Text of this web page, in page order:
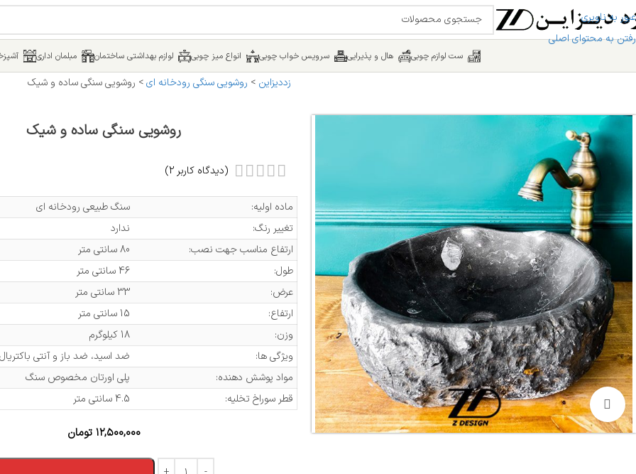
عبور به ناوبری
رفتن به محتوای اصلی
ست لوازم چوبی هال و پذیرایی سرویس خواب چوبی انواع میز چوبی لوازم بهداشتی ساختمان مبلمان اداری
زددیزاین > روشویی سنگی رودخانه ای> روشویی سنگی ساده و شیک
بزرگنمایی تصویر
روشویی سنگی ساده و شیک
(دیدگاه کاربر2
)
ماده اولیه:
سنگ طبیعی رودخانه ای
تغییر رنگ:
ندارد
ارتفاع مناسب جهت نصب:
80 سانتی متر
طول:
46 سانتی متر
عرض:
33 سانتی متر
ارتفاع:
15 سانتی متر
وزن:
18 کیلوگرم
ویژگی ها:
ضد اسید، ضد باز و آنتی
مواد پوشش دهنده:
پلی اورتان مخصوص سنگ
قطر سوراخ تخلیه:
4.5 سانتی متر
۱۲,۵۰۰,۰۰۰ تومان